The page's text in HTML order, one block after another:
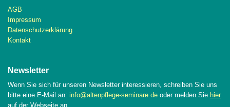
AGB
Impressum
Datenschutzerklärung
Kontakt
Newsletter
Wenn Sie sich für unseren Newsletter interessieren, schreiben Sie uns
bitte eine E-Mail an: info@altenpflege-seminare.de oder melden Sie hier
auf der Webseite an.